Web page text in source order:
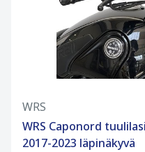
WRS
WRS Caponord
2017-2023 läpinäkyvä